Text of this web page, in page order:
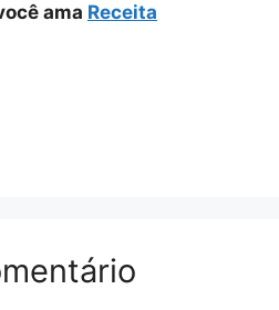
ama Receita